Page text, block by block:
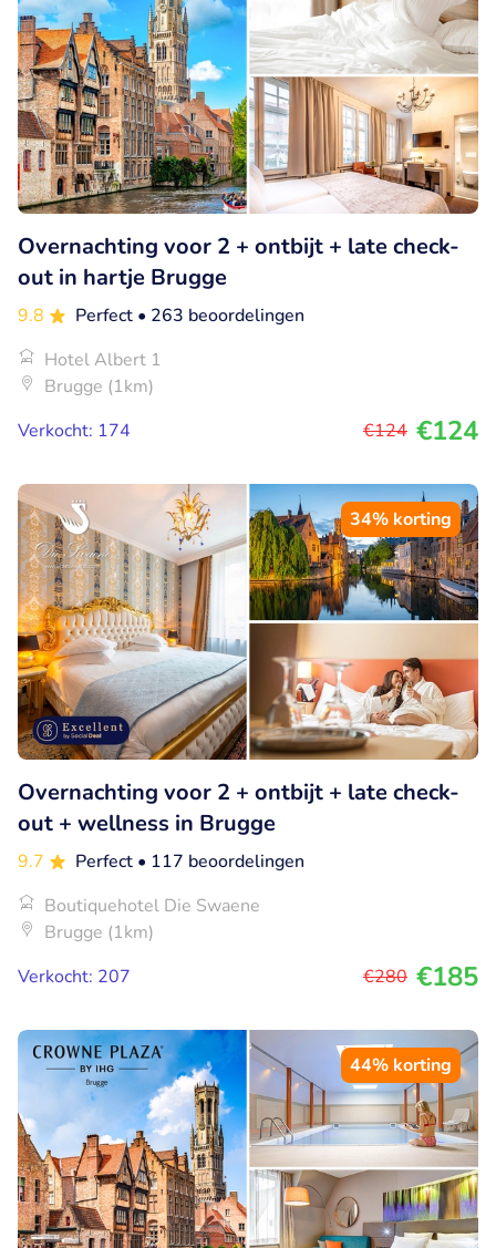
Overnachting voor 2 + ontbijt + late check-
out in hartje Brugge
9.8 Perfect • 263 beoordelingen
Hotel Albert 1
Brugge (1km)
Verkocht: 174
€124 €124
34% korting
Overnachting voor 2 + ontbijt + late check-
out + wellness in Brugge
9.7 Perfect • 117 beoordelingen
Boutiquehotel Die Swaene
Brugge (1km)
Verkocht: 207
€280 €185
44% korting